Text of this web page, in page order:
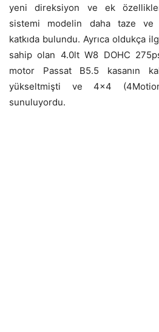
yeni direksiyon ve ek
sistemi modelin daha taze ve
katkıda bulundu. Ayrıca oldukça
sahip olan 4.0lt W8 DOHC
motor Passat B5.5 kasanın
yükseltmişti ve 4×4
sunuluyordu.